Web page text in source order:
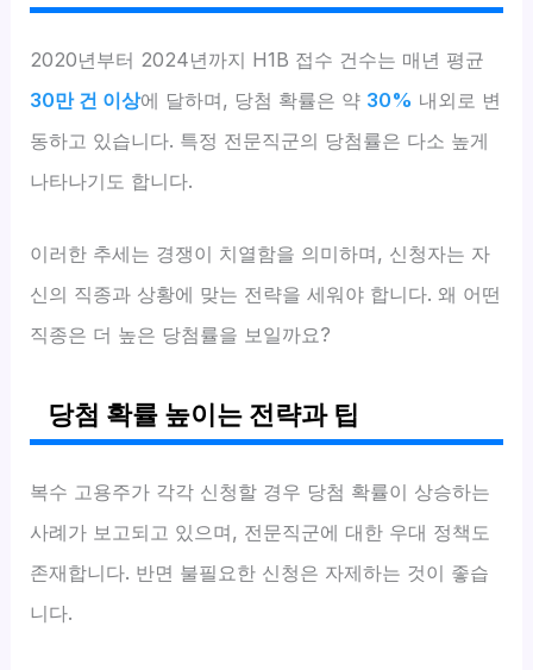
2020년부터 2024년까지 H1B 접수 건수는 매년 평균
30만 건 이상에 달하며, 당첨 확률은 약 30% 내외로 변
동하고 있습니다. 특정 전문직군의 당첨률은 다소 높게
나타나기도 합니다.
이러한 추세는 경쟁이 치열함을 의미하며, 신청자는 자
신의 직종과 상황에 맞는 전략을 세워야 합니다. 왜 어떤
직종은 더 높은 당첨률을 보일까요?
당첨 확률 높이는 전략과 팁
복수 고용주가 각각 신청할 경우 당첨 확률이 상승하는
사례가 보고되고 있으며, 전문직군에 대한 우대 정책도
존재합니다. 반면 불필요한 신청은 자제하는 것이 좋습
니다.